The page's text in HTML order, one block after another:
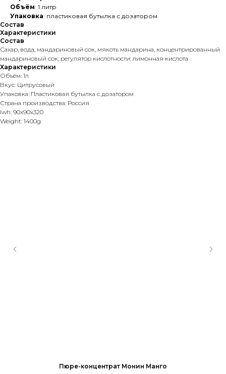
Объём: 1 литр
Упаковка: пластиковая бутылка с дозатором
Состав
Характеристики
Состав
Сахар, вода, мандариновый сок, мякоть мандарина, концентрированный
мандариновый сок; регулятор кислотности: лимонная кислота
Характеристики
Объём: 1л
Вкус: Цитрусовый
Упаковка: Пластиковая бутылка с дозатором
Страна производства: Россия
lwh: 90x90x320
Weight: 1400g
Пюре-концентрат Монин Манго